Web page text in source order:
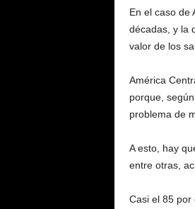
En el caso de
décadas, y la
valor de los
América
porque,
problema de
A esto, hay
entre otras,
Casi el 85 por